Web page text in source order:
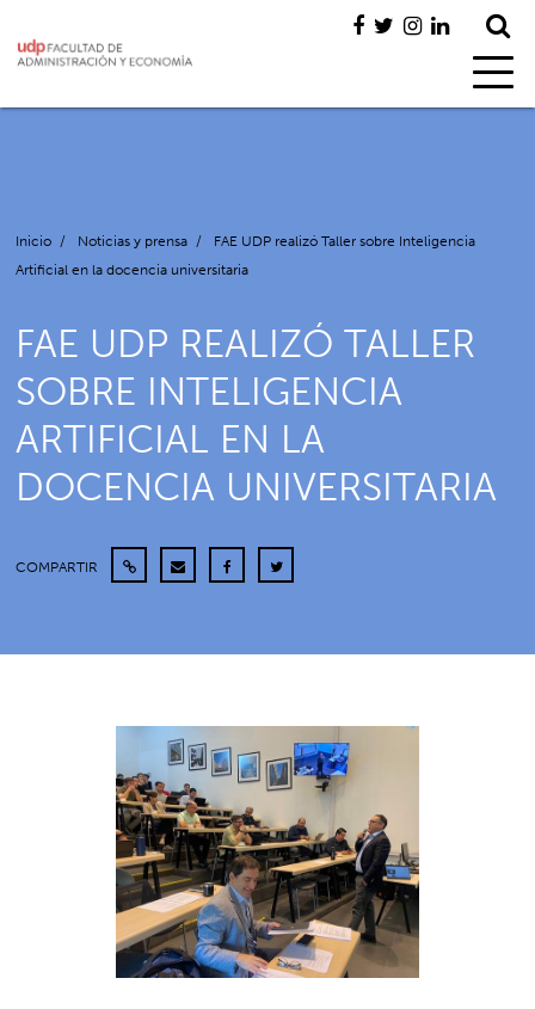
Inicio / Noticias y prensa /
FAE UDP realizó Taller sobre Inteligencia
Artificial en la docencia universitaria
FAE UDP REALIZÓ TALLER
SOBRE INTELIGENCIA
ARTIFICIAL EN LA
DOCENCIA UNIVERSITARIA
COMPARTIR